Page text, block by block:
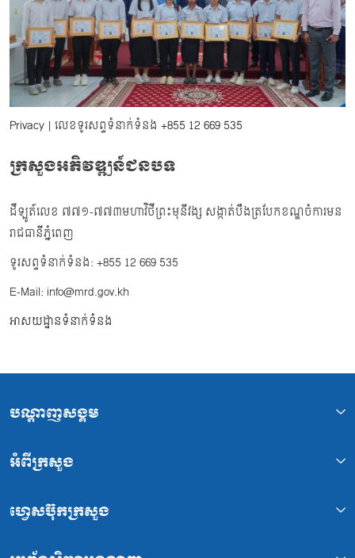
Privacy | លេខទូរសព្ទទំនាក់ទំនង +855 12 669 535
ក្រសួងអភិវឌ្ឍន៍ជនបទ
ដីឡូត៍លេខ ៧៧១-៧៧៣មហាវិថីព្រះមុនីវង្ស សង្កាត់បឹងត្របែកខណ្ឌចំការមន
រាជធានីភ្នំពេញ
ទូរសព្ទទំនាក់ទំនង: +855 12 669 535
E-Mail: info@mrd.gov.kh
អាសយដ្ឋានទំនាក់ទំនង
បណ្ដាញសង្គម
អំពីក្រសួង
ហ្វេសប៊ុកក្រសួង